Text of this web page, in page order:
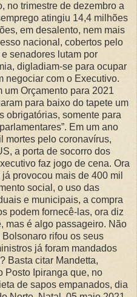
no trimestre de dezembro a
atingiu 14,4 milhões
em desalento, nem mais
nacional, cobertos pelo
senadores lutam por
digladiam-se para ocupar
negociar com o Executivo.
um Orçamento para 2021
para baixo do tapete um
obrigatórias, somente para
Em um ano
mortes pelo coronavírus,
a porta de socorro dos
faz jogo de cena. Ora
provocou mais de 400 mil
social, o uso das
e municipais, a compra
podem fornecê-las, ora diz
mas é algo passageiro. Não
rifou os seus
já foram mandados
Basta citar Mandetta,
Posto Ipiranga que, no
de sapos empanados, dia